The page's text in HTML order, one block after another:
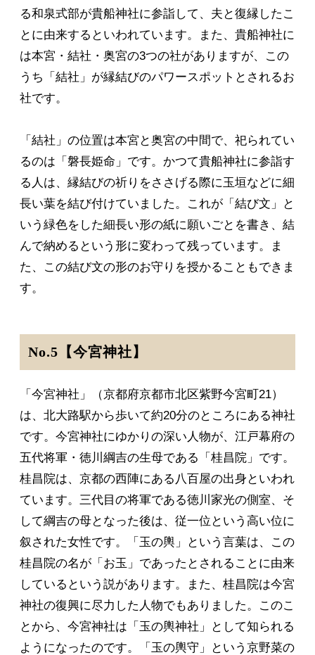
る和泉式部が貴船神社に参詣して、夫と復縁したこ
とに由来するといわれています。また、貴船神社に
は本宮・結社・奥宮の3つの社がありますが、この
うち「結社」が縁結びのパワースポットとされるお
社です。
「結社」の位置は本宮と奥宮の中間で、祀られてい
るのは「磐長姫命」です。かつて貴船神社に参詣す
る人は、縁結びの祈りをささげる際に玉垣などに細
長い葉を結び付けていました。これが「結び文」と
いう緑色をした細長い形の紙に願いごとを書き、結
んで納めるという形に変わって残っています。ま
た、この結び文の形のお守りを授かることもできま
す。
No.5【今宮神社】
「今宮神社」（京都府京都市北区紫野今宮町21）
は、北大路駅から歩いて約20分のところにある神社
です。今宮神社にゆかりの深い人物が、江戸幕府の
五代将軍・徳川綱吉の生母である「桂昌院」です。
桂昌院は、京都の西陣にある八百屋の出身といわれ
ています。三代目の将軍である徳川家光の側室、そ
して綱吉の母となった後は、従一位という高い位に
叙された女性です。「玉の輿」という言葉は、この
桂昌院の名が「お玉」であったとされることに由来
しているという説があります。また、桂昌院は今宮
神社の復興に尽力した人物でもありました。このこ
とから、今宮神社は「玉の輿神社」として知られる
ようになったのです。「玉の輿守」という京野菜の